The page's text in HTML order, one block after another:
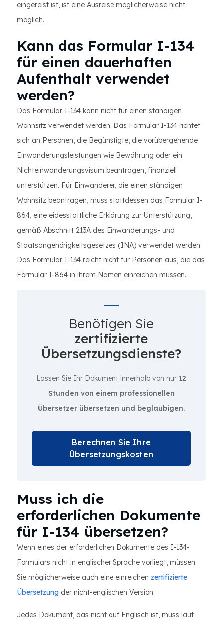
eingereist ist, ist eine Ausreise möglicherweise nicht
möglich.
Kann das Formular I-134
für einen dauerhaften
Aufenthalt verwendet
werden?
Das Formular I-134 kann nicht für einen ständigen
Wohnsitz verwendet werden. Das Formular I-134 richtet
sich an Personen, die Begünstigte, die vorübergehende
Einwanderungsleistungen wie Bewährung oder ein
Nichteinwanderungsvisum beantragen, finanziell
unterstützen. Für Einwanderer, die einen ständigen
Wohnsitz beantragen, muss stattdessen das Formular I-
864, eine eidesstattliche Erklärung zur Unterstützung,
gemäß Abschnitt 213A des Einwanderungs- und
Staatsangehörigkeitsgesetzes (INA) verwendet werden.
Das Formular I-134 reicht nicht für Personen aus, die das
Formular I-864 in ihrem Namen einreichen müssen.
Benötigen Sie
zertifizierte
Übersetzungsdienste?
Lassen Sie Ihr Dokument innerhalb von nur 12
Stunden von einem professionellen
Übersetzer übersetzen und beglaubigen.
Berechnen Sie Ihre
Übersetzungskosten
Muss ich die
erforderlichen Dokumente
für I-134 übersetzen?
Wenn eines der erforderlichen Dokumente des I-134-
Formulars nicht in englischer Sprache vorliegt, müssen
Sie möglicherweise auch eine einreichen zertifizierte
Übersetzung der nicht-englischen Version.
Jedes Dokument, das nicht auf Englisch ist, muss laut